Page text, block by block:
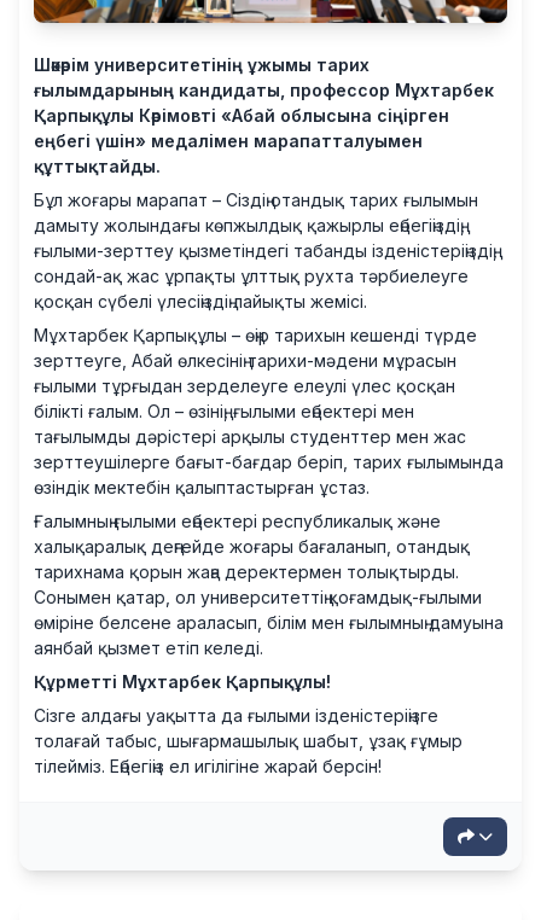
Шәкәрім университетінің ұжымы тарих
ғылымдарының кандидаты, профессор Мұхтарбек
Қарпықұлы Кәрімовті «Абай облысына сіңірген
еңбегі үшін» медалімен марапатталуымен
құттықтайды.
Бұл жоғары марапат – Сіздің отандық тарих ғылымын
дамыту жолындағы көпжылдық қажырлы еңбегіңіздің,
ғылыми-зерттеу қызметіндегі табанды ізденістеріңіздің,
сондай-ақ жас ұрпақты ұлттық рухта тәрбиелеуге
қосқан сүбелі үлесіңіздің лайықты жемісі.
Мұхтарбек Қарпықұлы – өңір тарихын кешенді түрде
зерттеуге, Абай өлкесінің тарихи-мәдени мұрасын
ғылыми тұрғыдан зерделеуге елеулі үлес қосқан
білікті ғалым. Ол – өзінің, ғылыми еңбектері мен
тағылымды дәрістері арқылы студенттер мен жас
зерттеушілерге бағыт-бағдар беріп, тарих ғылымында
өзіндік мектебін қалыптастырған ұстаз.
Ғалымның ғылыми еңбектері республикалық және
халықаралық деңгейде жоғары бағаланып, отандық
тарихнама қорын жаңа деректермен толықтырды.
Сонымен қатар, ол университеттің қоғамдық-ғылыми
өміріне белсене араласып, білім мен ғылымның дамуына
аянбай қызмет етіп келеді.
Құрметті Мұхтарбек Қарпықұлы!
Сізге алдағы уақытта да ғылыми ізденістеріңізге
толағай табыс, шығармашылық шабыт, ұзақ ғұмыр
тілейміз. Еңбегіңіз ел игілігіне жарай берсін!